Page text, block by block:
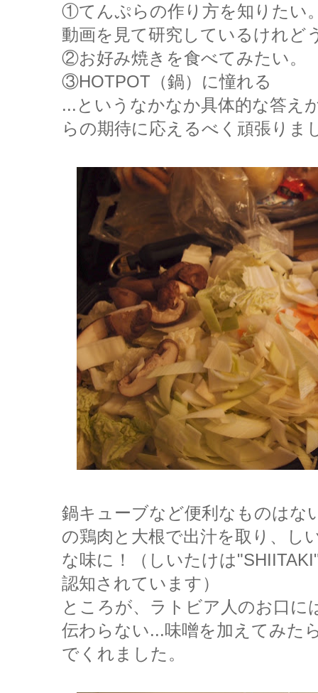
①てんぷらの作り方を知りたい
動画を見て研究しているけれど
②お好み焼きを食べてみたい。
③HOTPOT（鍋）に憧れる
...というなかなか具体的な答え
らの期待に応えるべく頑張りま
鍋キューブなど便利なものはな
の鶏肉と大根で出汁を取り、し
な味に！（しいたけは
認知されています）
ところが、ラトビア人のお口に
伝わらない...味噌を加えてみた
でくれました。